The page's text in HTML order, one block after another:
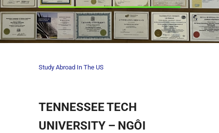
Study Abroad In The US
TENNESSEE TECH
UNIVERSITY – NGÔI